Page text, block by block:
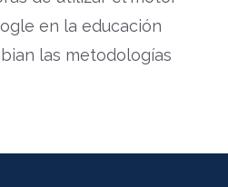
en la educación
las metodologías